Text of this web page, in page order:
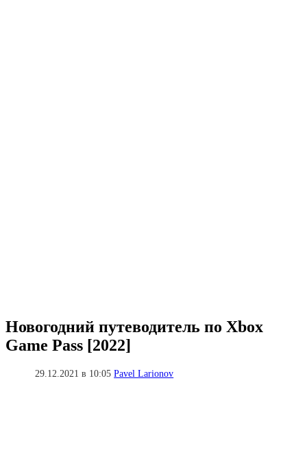
Новогодний путеводитель по Xbox
Game Pass [2022]
29.12.2021 в 10:05Pavel Larionov